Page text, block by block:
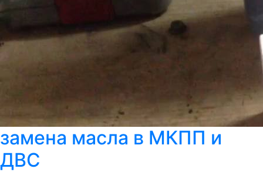
замена масла в МКПП и
ДВС